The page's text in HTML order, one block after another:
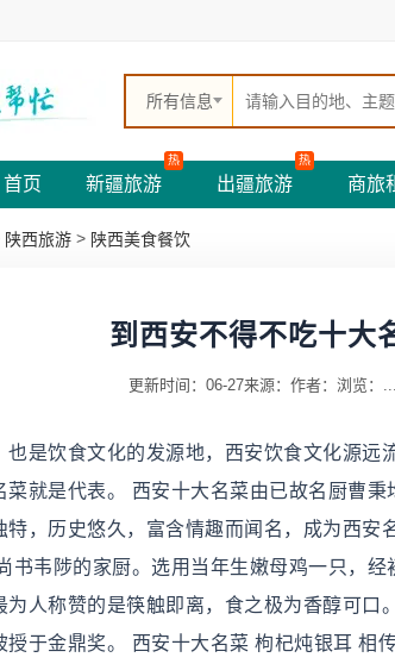
所有信息
首页 新疆旅游
热
出疆旅游
热
商旅
陕西旅游 > 陕西美食餐饮
到西安不得不吃十大
更新时间：06-27来源： 作者： 浏览： ...
也是饮食文化的发源地，西安饮食文化源远
菜就是代表。 西安十大名菜由已故名厨曹
，历史悠久，富含情趣而闻名，成为西安
书韦陟的家厨。选用当年生嫩母鸡一只，
为人称赞的是筷触即离，食之极为香醇可
授于金鼎奖。 西安十大名菜 枸杞炖银耳 相